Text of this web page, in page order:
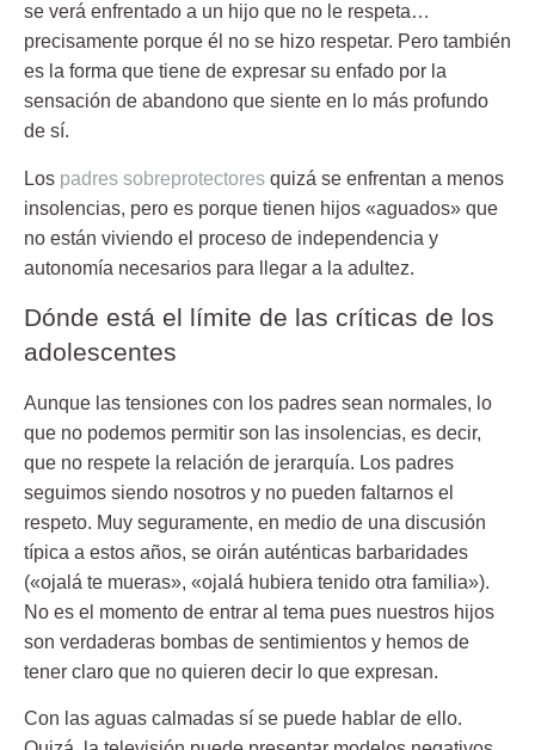
se verá enfrentado a un hijo que no le respeta…
precisamente porque él no se hizo respetar. Pero también
es la forma que tiene de expresar su enfado por la
sensación de abandono que siente en lo más profundo
de sí.
Los padres sobreprotectores quizá se enfrentan a menos
insolencias, pero es porque tienen hijos «aguados» que
no están viviendo el proceso de independencia y
autonomía necesarios para llegar a la adultez.
Dónde está el límite de las críticas de los
adolescentes
Aunque las tensiones con los padres sean normales, lo
que no podemos permitir son las insolencias, es decir,
que no respete la relación de jerarquía. Los padres
seguimos siendo nosotros y no pueden faltarnos el
respeto. Muy seguramente, en medio de una discusión
típica a estos años, se oirán auténticas barbaridades
(«ojalá te mueras», «ojalá hubiera tenido otra familia»).
No es el momento de entrar al tema pues nuestros hijos
son verdaderas bombas de sentimientos y hemos de
tener claro que no quieren decir lo que expresan.
Con las aguas calmadas sí se puede hablar de ello.